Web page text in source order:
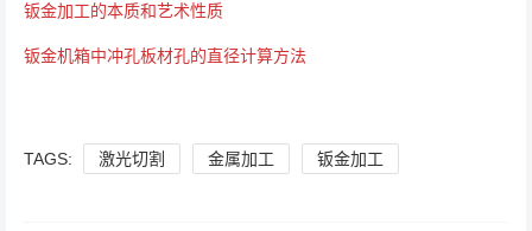
钣金加工的本质和艺术性质
钣金机箱中冲孔板材孔的直径计算方法
TAGS: 激光切割 金属加工 钣金加工